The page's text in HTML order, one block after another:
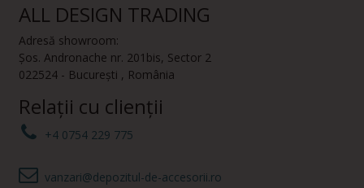
ALL DESIGN TRADING
Adresă showroom:
Șos. Andronache nr. 201bis, Sector 2
022524 - București , România
Relații cu clienții
+4 0754 229 775
vanzari@depozitul-de-accesorii.ro